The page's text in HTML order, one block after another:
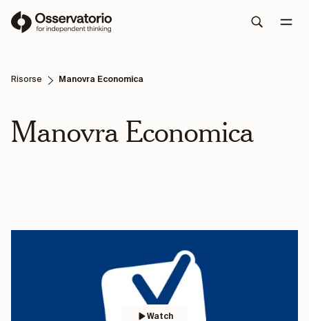
Risorse Manovra Economica
Manovra Economica
Watch